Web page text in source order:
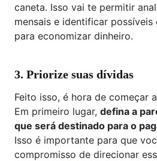
caneta. Isso vai te permitir
mensais e identificar
para economizar dinheiro.
3. Priorize suas dívidas
Feito isso, é hora de começar
Em primeiro lugar, defina a
que será destinado para o
Isso é importante para que
compromisso de direcionar